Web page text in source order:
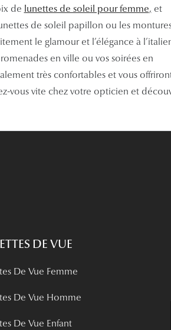
de lunettes de soleil pour femme, et
de soleil papillon ou les
le glamour et l’élégance à
en ville ou vos soirées en
très confortables et vous
vous vite chez votre opticien et
DE VUE
De Vue Femme
De Vue Homme
De Vue Enfant